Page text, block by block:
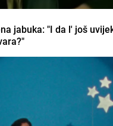
jabuka: "I da l' još